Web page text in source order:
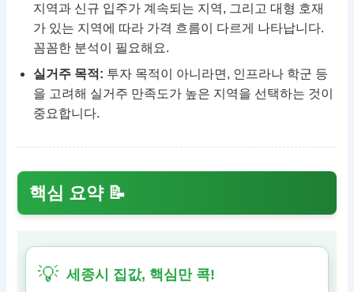
지역과 신규 입주가 계속되는 지역, 그리고 대형 호재
가 있는 지역에 따라 가격 흐름이 다르게 나타납니다.
꼼꼼한 분석이 필요해요.
실거주 목적: 투자 목적이 아니라면, 인프라나 학군 등
을 고려해 실거주 만족도가 높은 지역을 선택하는 것이
중요합니다.
핵심 요약 📝
💡 세종시 집값, 핵심만 콕!